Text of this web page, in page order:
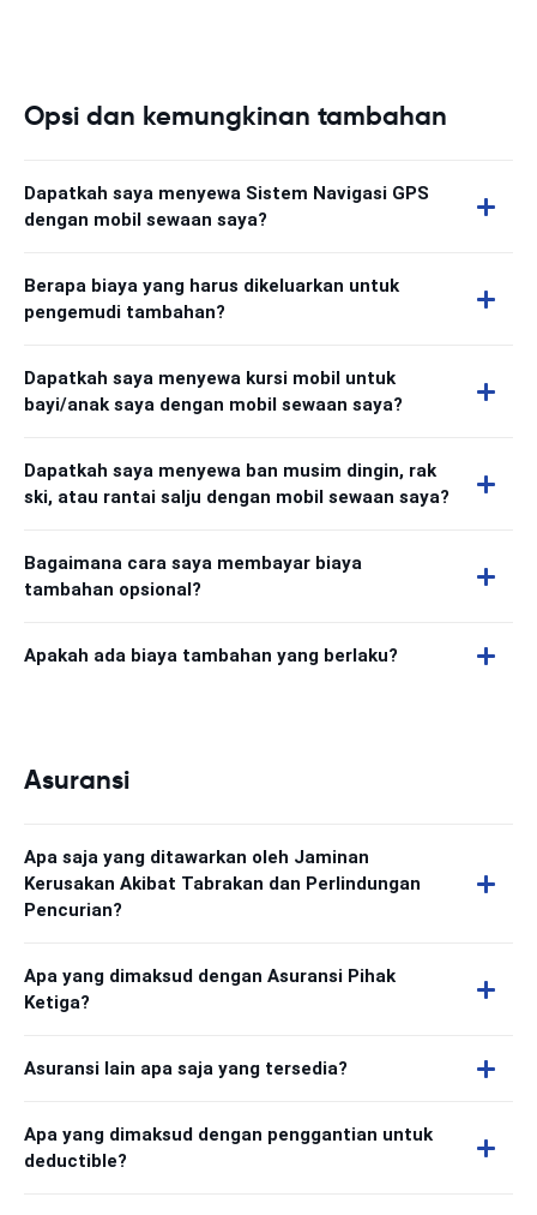
Opsi dan kemungkinan tambahan
Dapatkah saya menyewa Sistem Navigasi GPS
dengan mobil sewaan saya?
Berapa biaya yang harus dikeluarkan untuk
pengemudi tambahan?
Dapatkah saya menyewa kursi mobil untuk
bayi/anak saya dengan mobil sewaan saya?
Dapatkah saya menyewa ban musim dingin, rak
ski, atau rantai salju dengan mobil sewaan saya?
Bagaimana cara saya membayar biaya
tambahan opsional?
Apakah ada biaya tambahan yang berlaku?
Asuransi
Apa saja yang ditawarkan oleh Jaminan
Kerusakan Akibat Tabrakan dan Perlindungan
Pencurian?
Apa yang dimaksud dengan Asuransi Pihak
Ketiga?
Asuransi lain apa saja yang tersedia?
Apa yang dimaksud dengan penggantian untuk
deductible?